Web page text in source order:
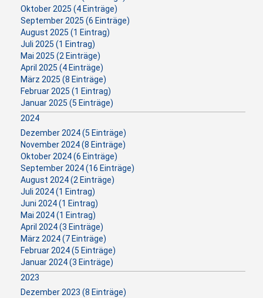
Oktober 2025 (4 Einträge)
September 2025 (6 Einträge)
August 2025 (1 Eintrag)
Juli 2025 (1 Eintrag)
Mai 2025 (2 Einträge)
April 2025 (4 Einträge)
März 2025 (8 Einträge)
Februar 2025 (1 Eintrag)
Januar 2025 (5 Einträge)
2024
Dezember 2024 (5 Einträge)
November 2024 (8 Einträge)
Oktober 2024 (6 Einträge)
September 2024 (16 Einträge)
August 2024 (2 Einträge)
Juli 2024 (1 Eintrag)
Juni 2024 (1 Eintrag)
Mai 2024 (1 Eintrag)
April 2024 (3 Einträge)
März 2024 (7 Einträge)
Februar 2024 (5 Einträge)
Januar 2024 (3 Einträge)
2023
Dezember 2023 (8 Einträge)